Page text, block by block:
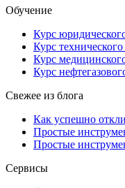
Обучение
Курс
Курс
Курс
Курс
Свежее из блога
Как успешно
Простые
Простые
Сервисы